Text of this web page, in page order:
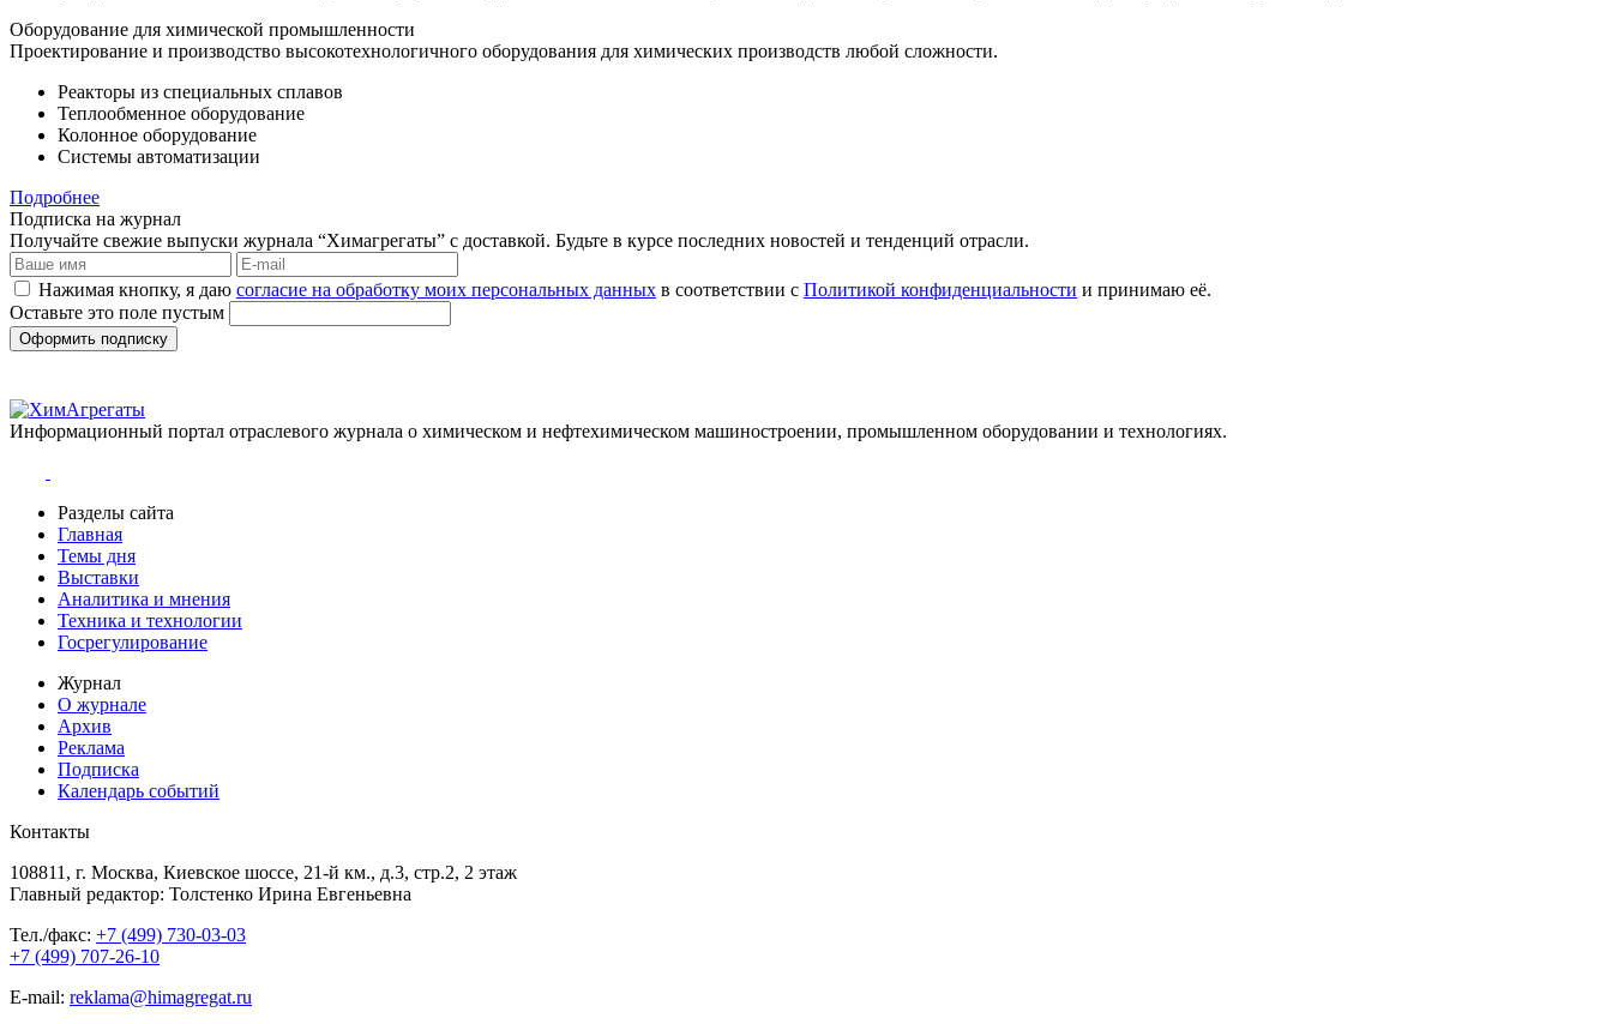
Оборудование для химической промышленности
Проектирование и производство высокотехнологичного оборудования для химических производств любой сложности.
Реакторы из специальных сплавов
Теплообменное оборудование
Колонное оборудование
Системы автоматизации
Подробнее
Подписка на журнал
Получайте свежие выпуски журнала “Химагрегаты” с доставкой. Будьте в курсе последних новостей и тенденций отрасли.
Нажимая кнопку, я даю согласие на обработку моих персональных данных в соответствии с Политикой конфиденциальности и принимаю её.
Оставьте это поле пустым
Оформить подписку
Информационный портал отраслевого журнала о химическом и нефтехимическом машиностроении, промышленном оборудовании и технологиях.
Разделы сайта
Главная
Темы дня
Выставки
Аналитика и мнения
Техника и технологии
Госрегулирование
Журнал
О журнале
Архив
Реклама
Подписка
Календарь событий
Контакты
108811, г. Москва, Киевское шоссе, 21-й км., д.3, стр.2, 2 этаж
Главный редактор: Толстенко Ирина Евгеньевна
Тел./факс: +7 (499) 730-03-03
+7 (499) 707-26-10
E-mail: reklama@himagregat.ru